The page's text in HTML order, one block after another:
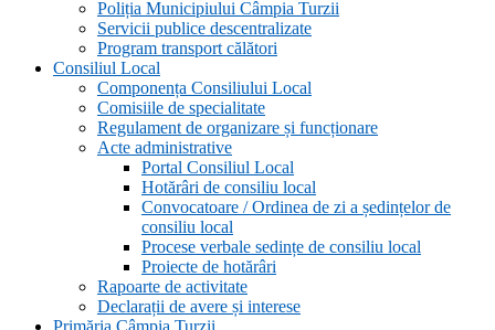
Poliția Municipiului Câmpia Turzii
Servicii publice descentralizate
Program transport călători
Consiliul Local
Componența Consiliului Local
Comisiile de specialitate
Regulament de organizare și funcționare
Acte administrative
Portal Consiliul Local
Hotărâri de consiliu local
Convocatoare / Ordinea de zi a ședințelor de
consiliu local
Procese verbale sedințe de consiliu local
Proiecte de hotărâri
Rapoarte de activitate
Declarații de avere și interese
Primăria Câmpia Turzii